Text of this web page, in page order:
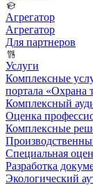
Агрегатор
Агрегатор
Для партнеров
Услуги
Комплексные
портала «Охрана
Комплексный
Оценка
Комплексные
Специальная
Разработка
Экологический